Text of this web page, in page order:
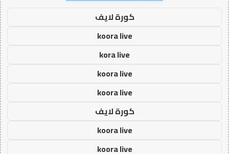
كورة لايف
koora live
kora live
koora live
koora live
كورة لايف
koora live
koora live